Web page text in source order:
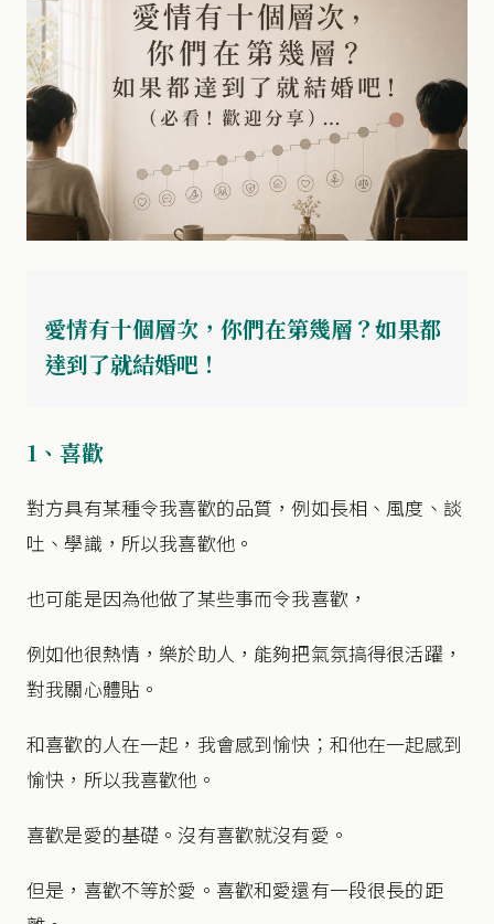
愛情有十個層次，你們在第幾層？如果都
達到了就結婚吧！
1、喜歡
對方具有某種令我喜歡的品質，例如長相、風度、談
吐、學識，所以我喜歡他。
也可能是因為他做了某些事而令我喜歡，
例如他很熱情，樂於助人，能夠把氣氛搞得很活躍，
對我關心體貼。
和喜歡的人在一起，我會感到愉快；和他在一起感到
愉快，所以我喜歡他。
喜歡是愛的基礎。沒有喜歡就沒有愛。
但是，喜歡不等於愛。喜歡和愛還有一段很長的距